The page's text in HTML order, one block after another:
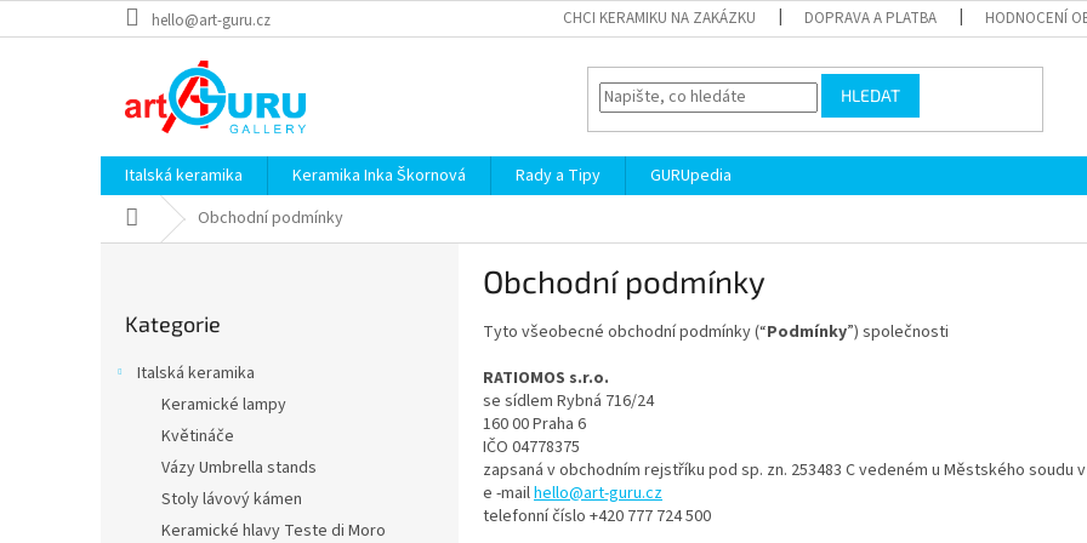
na
hello@art-guru.cz CHCI KERAMIKU NA ZAKÁZKU DOPRAVA A PLATBA HODNOCENÍ
HLEDAT
Italská keramika Keramika Inka Škornová Rady a Tipy
GURUpedia
Domů Obchodní podmínky
kategorie
Kategorie
Italská keramika
Keramické lampy
Květináče
Vázy Umbrella stands
Stoly lávový kámen
Keramické hlavy Teste di Moro
Obchodní podmínky
Tyto všeobecné obchodní podmínky (“Podmínky”) společnosti
RATIOMOS s.r.o.
se sídlem Rybná 716/24
160 00 Praha 6
IČO 04778375
zapsaná v obchodním rejstříku pod sp. zn. 253483 C vedeném u Městského soudu
e -mailhello@art-guru.cz
telefonní číslo +420 777 724 500